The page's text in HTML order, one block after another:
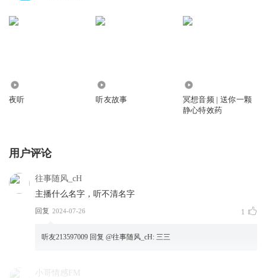
夜听 听友故事
冥想音频 | 送你一颗
静心特效药
用户评论
往事随风_cH
主播什么名字，听不清名字
回复 2024-07-26 1
听友213597009 回复 @往事随风_cH: 三三
小哥情感FM